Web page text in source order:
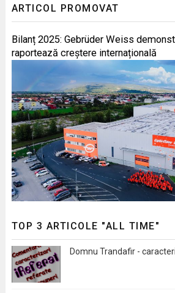
ARTICOL PROMOVAT
Bilanț 2025: Gebrüder Weiss
raportează creștere internațională
TOP 3 ARTICOLE "ALL TIME"
Domnu Trandafir -